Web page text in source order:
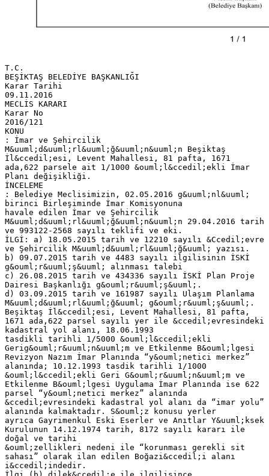
T.C.
BEŞİKTAŞ BELEDİYE BAŞKANLIĞI
Karar Tarihi
09.11.2016
MECLİS KARARI
Karar No
2016/121
KONU
: İmar ve Şehircilik
M&uuml;d&uuml;rl&uuml;ğ&uuml;n&uuml;n Beşiktaş
İl&ccedil;esi, Levent Mahallesi, 81 pafta, 1671
ada,622 parsele ait 1/1000 &ouml;l&ccedil;ekli İmar
Planı değişikliği.
İNCELEME
: Belediye Meclisimizin, 02.05.2016 g&uuml;nl&uuml;
birinci Birleşiminde İmar Komisyonuna
havale edilen İmar ve Şehircilik
M&uuml;d&uuml;rl&uuml;ğ&uuml;n&uuml;n 29.04.2016 tarih
ve 993122-2568 sayılı teklifi ve eki.
İLGİ: a) 18.05.2015 tarih ve 12210 sayılı &Ccedil;evre
ve Şehircilik M&uuml;d&uuml;rl&uuml;ğ&uuml; yazısı.
b) 09.07.2015 tarih ve 4483 sayılı ilgilisinin İSKİ
g&ouml;r&uuml;ş&uuml; alınması talebi
c) 26.08.2015 tarih ve 434336 sayılı İSKİ Plan Proje
Dairesi Başkanlığı g&ouml;r&uuml;ş&uuml;.
d) 03.09.2015 tarih ve 161987 sayılı Ulaşım Planlama
M&uuml;d&uuml;rl&uuml;ğ&uuml; g&ouml;r&uuml;ş&uuml;.
Beşiktaş İl&ccedil;esi, Levent Mahallesi, 81 pafta,
1671 ada,622 parsel sayılı yer ile &ccedil;evresindeki
kadastral yol alanı, 18.06.1993
tasdikli tarihli 1/5000 &ouml;l&ccedil;ekli
Gerig&ouml;r&uuml;n&uuml;m ve Etkilenme B&ouml;lgesi
Revizyon Nazım İmar Planında “y&ouml;netici merkez”
alanında; 10.12.1993 tasdik tarihli 1/1000
&ouml;l&ccedil;ekli Geri G&ouml;r&uuml;n&uuml;m ve
Etkilenme B&ouml;lgesi Uygulama İmar Planında ise 622
parsel “y&ouml;netici merkez” alanında
&ccedil;evresindeki kadastral yol alanı da “imar yolu”
alanında kalmaktadır. S&ouml;z konusu yerler
ayrıca Gayrimenkul Eski Eserler ve Anıtlar Y&uuml;ksek
Kurulunun 14.12.1974 tarih, 8172 sayılı kararı ile
doğal ve tarihi
&ouml;zellikleri nedeni ile “korunması gerekli sit
sahası” olarak ilan edilen Boğazi&ccedil;i alanı
i&ccedil;indedir.